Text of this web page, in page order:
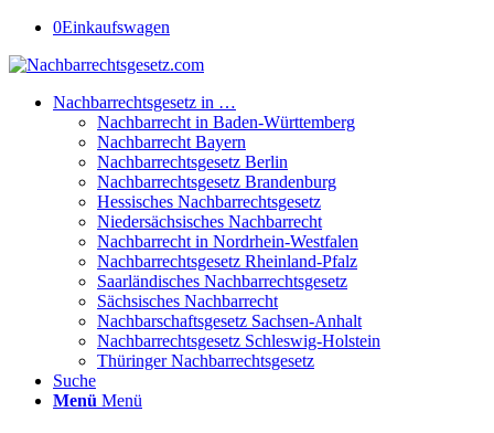
0Einkaufswagen
Nachbarrechtsgesetz in …
Nachbarrecht in Baden-Württemberg
Nachbarrecht Bayern
Nachbarrechtsgesetz Berlin
Nachbarrechtsgesetz Brandenburg
Hessisches Nachbarrechtsgesetz
Niedersächsisches Nachbarrecht
Nachbarrecht in Nordrhein-Westfalen
Nachbarrechtsgesetz Rheinland-Pfalz
Saarländisches Nachbarrechtsgesetz
Sächsisches Nachbarrecht
Nachbarschaftsgesetz Sachsen-Anhalt
Nachbarrechtsgesetz Schleswig-Holstein
Thüringer Nachbarrechtsgesetz
Suche
Menü Menü